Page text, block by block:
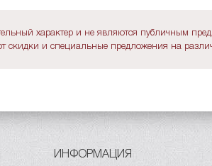
характер и не являются публичным
скидки и специальные предложения на
ИНФОРМАЦИЯ